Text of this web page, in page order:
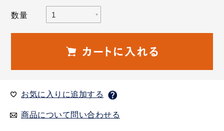
数量
お気に入りに追加する
商品について問い合わせる